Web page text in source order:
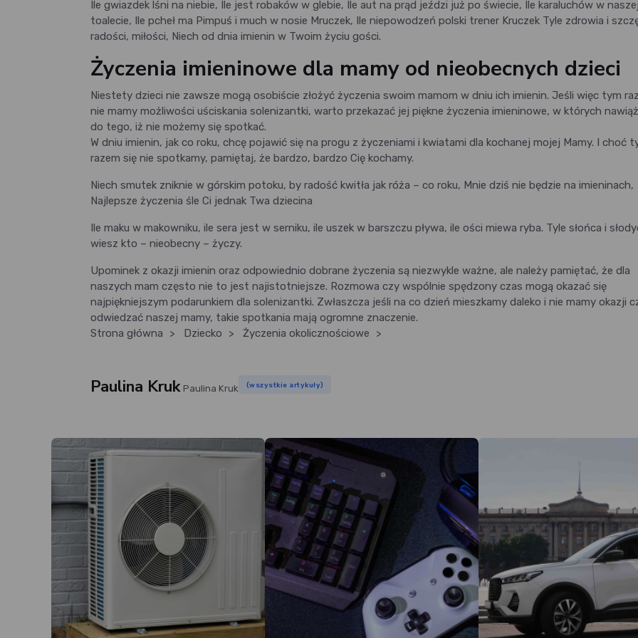
Ile gwiazdek lśni na niebie, Ile jest robaków w glebie, Ile aut na prąd jeździ już po świecie, Ile karaluchów w naszej
toalecie, Ile pcheł ma Pimpuś i much w nosie Mruczek, Ile niepowodzeń polski trener Kruczek Tyle zdrowia i
radości, miłości, Niech od dnia imienin w Twoim życiu gości.
Życzenia imieninowe dla mamy od nieobecnych dzieci
Niestety dzieci nie zawsze mogą osobiście złożyć życzenia swoim mamom w dniu ich imienin. Jeśli więc tym
nie mamy możliwości uściskania solenizantki, warto przekazać jej piękne życzenia imieninowe, w których
do tego, iż nie możemy się spotkać.
W dniu imienin, jak co roku, chcę pojawić się na progu z życzeniami i kwiatami dla kochanej mojej Mamy. I choć
razem się nie spotkamy, pamiętaj, że bardzo, bardzo Cię kochamy.
Niech smutek zniknie w górskim potoku, by radość kwitła jak róża – co roku, Mnie dziś nie będzie na imieninach,
Najlepsze życzenia śle Ci jednak Twa dziecina
Ile maku w makowniku, ile sera jest w serniku, ile uszek w barszczu pływa, ile ości miewa ryba. Tyle słońca i
wiesz kto – nieobecny – życzy.
Upominek z okazji imienin oraz odpowiednio dobrane życzenia są niezwykle ważne, ale należy pamiętać, że dla
naszych mam często nie to jest najistotniejsze. Rozmowa czy wspólnie spędzony czas mogą okazać się
najpiękniejszym podarunkiem dla solenizantki. Zwłaszcza jeśli na co dzień mieszkamy daleko i nie mamy okazji
odwiedzać naszej mamy, takie spotkania mają ogromne znaczenie.
Strona główna
> Dziecko > Życzenia okolicznościowe >
Paulina Kruk Paulina Kruk (wszystkie artykuły)